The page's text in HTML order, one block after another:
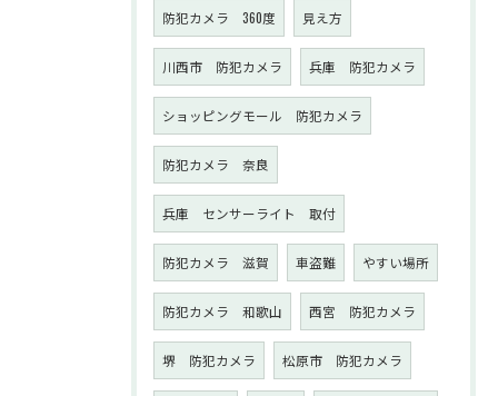
防犯カメラ 360度 見え方
川西市 防犯カメラ 兵庫 防犯カメラ
ショッピングモール 防犯カメラ
防犯カメラ 奈良
兵庫 センサーライト 取付
防犯カメラ 滋賀 車盗難 やすい場所
防犯カメラ 和歌山 西宮 防犯カメラ
堺 防犯カメラ 松原市 防犯カメラ